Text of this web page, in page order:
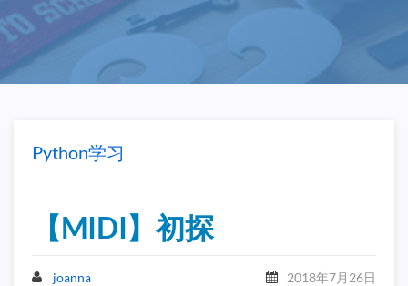
Python学习
【MIDI】初探
joanna 2018年7月26日